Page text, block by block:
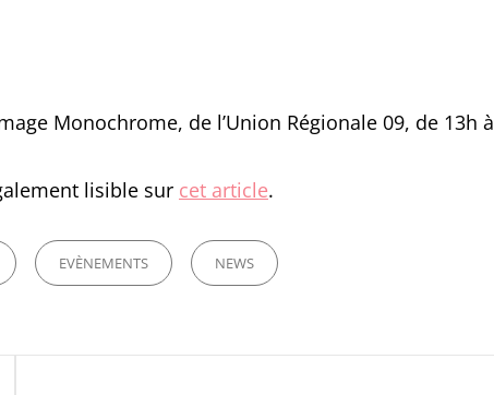
Monochrome, de l’Union Régionale 09, de 13h à
lisible sur cet article.
EVÈNEMENTS NEWS